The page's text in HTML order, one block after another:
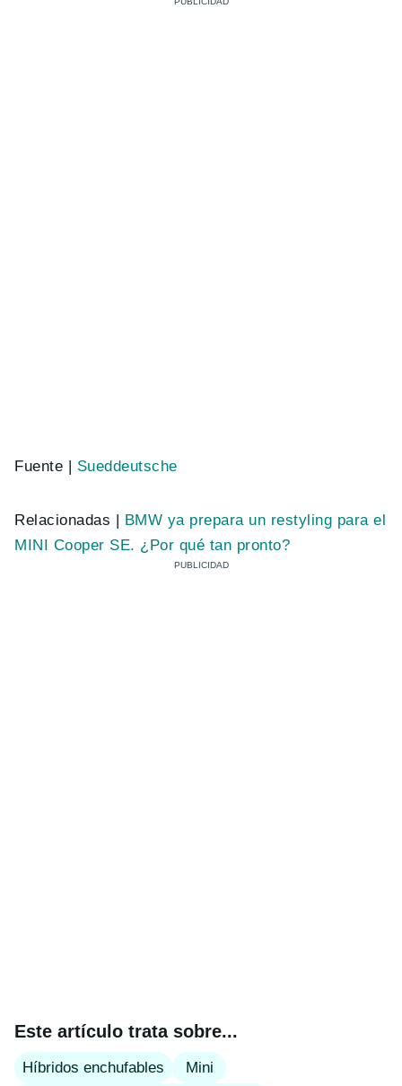
Fuente | Sueddeutsche
Relacionadas | BMW ya prepara un restyling para el
MINI Cooper SE. ¿Por qué tan pronto?
Este artículo trata sobre...
Híbridos enchufables
Mini